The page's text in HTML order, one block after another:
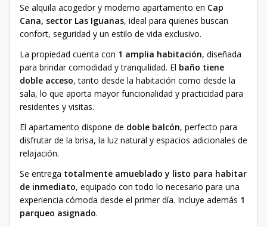
Se alquila acogedor y moderno apartamento en Cap
Cana, sector Las Iguanas, ideal para quienes buscan
confort, seguridad y un estilo de vida exclusivo.
La propiedad cuenta con 1 amplia habitación, diseñada
para brindar comodidad y tranquilidad. El baño tiene
doble acceso, tanto desde la habitación como desde la
sala, lo que aporta mayor funcionalidad y practicidad para
residentes y visitas.
El apartamento dispone de doble balcón, perfecto para
disfrutar de la brisa, la luz natural y espacios adicionales de
relajación.
Se entrega totalmente amueblado y listo para habitar
de inmediato, equipado con todo lo necesario para una
experiencia cómoda desde el primer día. Incluye además 1
parqueo asignado.